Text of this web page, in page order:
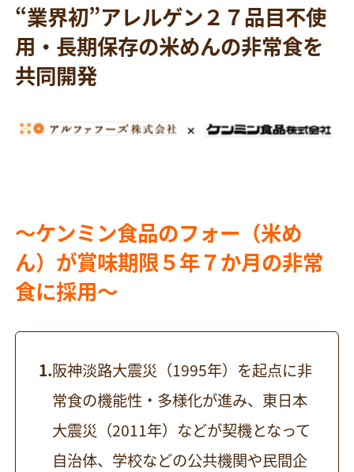
“業界初”アレルゲン２７品目不使
用・長期保存の米めんの非常食を
共同開発
〜ケンミン食品のフォー（米め
ん）が賞味期限５年７か月の非常
食に採用〜
阪神淡路大震災（1995年）を起点に非
常食の機能性・多様化が進み、東日本
大震災（2011年）などが契機となって
自治体、学校などの公共機関や民間企